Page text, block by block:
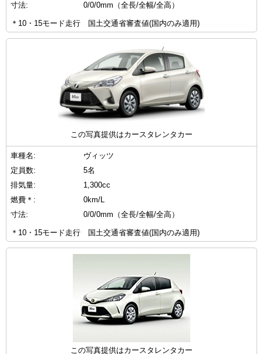
寸法:
0/0/0mm（全長/全幅/全高）
＊10・15モード走行 国土交通省審査値(国内のみ適用)
この写真提供はカースタレンタカー
車種名:
ヴィッツ
定員数:
5名
排気量:
1,300cc
燃費＊:
0km/L
寸法:
0/0/0mm（全長/全幅/全高）
＊10・15モード走行 国土交通省審査値(国内のみ適用)
この写真提供はカースタレンタカー